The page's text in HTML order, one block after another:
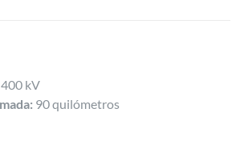
400 kV
90 quilómetros